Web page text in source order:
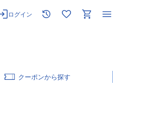
ログイン
クーポン